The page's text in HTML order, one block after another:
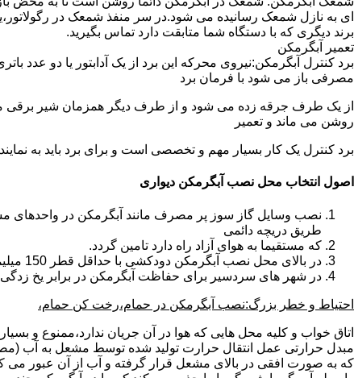
ای به نازل شمعک رسانیده می شود.در سر منفذ شمعک در
برند دیگری که با دستگاه شما متابقت دارد تماس بگیرید.
تعمیر آبگرمکن
مصرفی باز می شود با فرمان برد
از یک طرف جرقه زده می شود و از طرف دیگر همزمان شیر برقی
روشن می ماند و تعمیر
برد کنترل یک کار بسیار مهم و تخصصی است و برای برد باید به
اصول انتخاب محل نصب آبگرمکن دیواری
طریق دریچه دائمی
که مستقیما به هوای آزاد راه دارد تامین گردد.
در بالای محل نصب آبگرمکن دودکشی با حداقل قطر 150 میلیمتر تعبیه شده باشد.
در شهر های سردسیر برای حفاظت آبگرمکن در برابر یخ
احتیاط و خطر بزرگ:نصب آبگرمکن در حمام،رخت کن حمام،
اتاق خواب و کلیه محل هایی که هوا در آن جریان ندارد،ممنوع و
مبدل حرارتی عمل انتقال حرارت تولید شده توسط مشعل به آب
که به صورت افقی در بالای مشعل قرار گرفته و آب از آن عبور